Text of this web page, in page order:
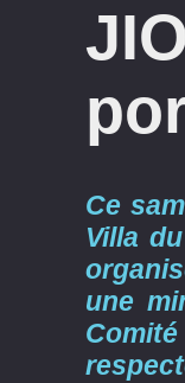
Ce
Villa
une